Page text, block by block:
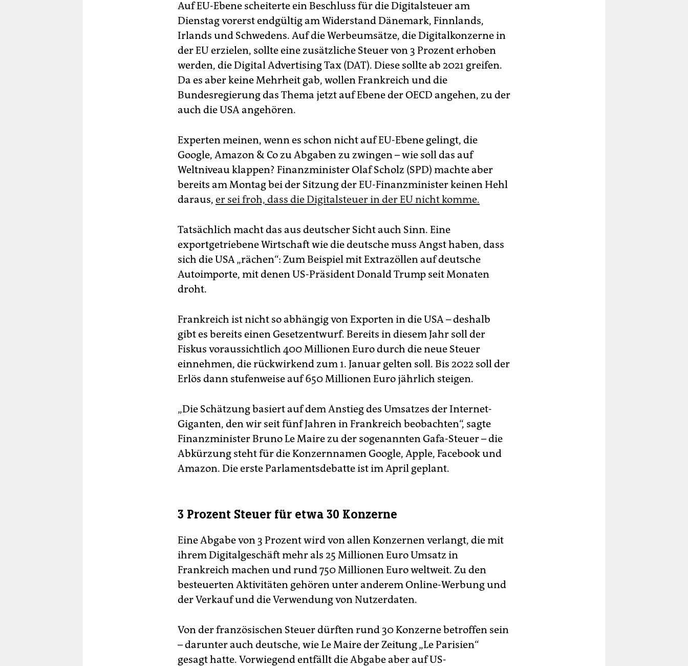
Auf EU-Ebene scheiterte ein Beschluss für die Digitalsteuer am
Dienstag vorerst endgültig am Widerstand Dänemark, Finnlands,
Irlands und Schwedens. Auf die Werbeumsätze, die Digitalkonzerne in
der EU erzielen, sollte eine zusätzliche Steuer von 3 Prozent erhoben
werden, die Digital Advertising Tax (DAT). Diese sollte ab 2021 greifen.
Da es aber keine Mehrheit gab, wollen Frankreich und die
Bundesregierung das Thema jetzt auf Ebene der OECD angehen, zu der
auch die USA angehören.
Experten meinen, wenn es schon nicht auf EU-Ebene gelingt, die
Google, Amazon & Co zu Abgaben zu zwingen – wie soll das auf
Weltniveau klappen? Finanzminister Olaf Scholz (SPD) machte aber
bereits am Montag bei der Sitzung der EU-Finanzminister keinen Hehl
daraus, er sei froh, dass die Digitalsteuer in der EU nicht komme.
Tatsächlich macht das aus deutscher Sicht auch Sinn. Eine
exportgetriebene Wirtschaft wie die deutsche muss Angst haben, dass
sich die USA „rächen“: Zum Beispiel mit Extrazöllen auf deutsche
Autoimporte, mit denen US-Präsident Donald Trump seit Monaten
droht.
Frankreich ist nicht so abhängig von Exporten in die USA – deshalb
gibt es bereits einen Gesetzentwurf. Bereits in diesem Jahr soll der
Fiskus voraussichtlich 400 Millionen Euro durch die neue Steuer
einnehmen, die rückwirkend zum 1. Januar gelten soll. Bis 2022 soll der
Erlös dann stufenweise auf 650 Millionen Euro jährlich steigen.
„Die Schätzung basiert auf dem Anstieg des Umsatzes der Internet-
Giganten, den wir seit fünf Jahren in Frankreich beobachten“, sagte
Finanzminister Bruno Le Maire zu der sogenannten Gafa-Steuer – die
Abkürzung steht für die Konzernnamen Google, Apple, Facebook und
Amazon. Die erste Parlamentsdebatte ist im April geplant.
3 Prozent Steuer für etwa 30 Konzerne
Eine Abgabe von 3 Prozent wird von allen Konzernen verlangt, die mit
ihrem Digitalgeschäft mehr als 25 Millionen Euro Umsatz in
Frankreich machen und rund 750 Millionen Euro weltweit. Zu den
besteuerten Aktivitäten gehören unter anderem Online-Werbung und
der Verkauf und die Verwendung von Nutzerdaten.
Von der französischen Steuer dürften rund 30 Konzerne betroffen sein
– darunter auch deutsche, wie Le Maire der Zeitung „Le Parisien“
gesagt hatte. Vorwiegend entfällt die Abgabe aber auf US-